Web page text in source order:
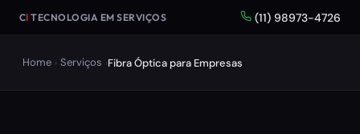
CI TECNOLOGIA EM SERVIÇOS (11) 98973-4726
Home › Serviços ›Fibra Óptica para Empresas